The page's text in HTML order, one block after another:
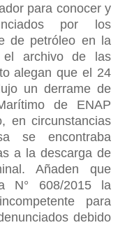
para conocer y
por los
de petróleo en la
el archivo de las
alegan que el 24
un derrame de
de ENAP
en circunstancias
se encontraba
a la descarga de
Añaden que
N° 608/2015 la
para
debido